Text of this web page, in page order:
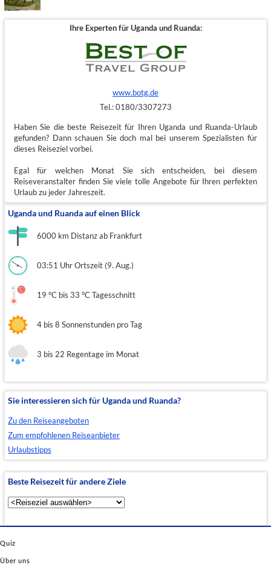
Ihre Experten für Uganda und Ruanda:
www.botg.de
Tel.: 0180/3307273
Haben Sie die beste Reisezeit für Ihren Uganda und Ruanda-Urlaub
gefunden? Dann schauen Sie doch mal bei unserem Spezialisten für
dieses Reiseziel vorbei.
Egal für welchen Monat Sie sich entscheiden, bei diesem
Reiseveranstalter finden Sie viele tolle Angebote für Ihren perfekten
Urlaub zu jeder Jahreszeit.
Uganda und Ruanda auf einen Blick
6000 km Distanz ab Frankfurt
03:51 Uhr Ortszeit (9. Aug.)
19 °C bis 33 °C Tagesschnitt
4 bis 8 Sonnenstunden pro Tag
3 bis 22 Regentage im Monat
Sie interessieren sich für Uganda und Ruanda?
Zu den Reiseangeboten
Zum empfohlenen Reiseanbieter
Urlaubstipps
Beste Reisezeit für andere Ziele
Quiz
Über uns